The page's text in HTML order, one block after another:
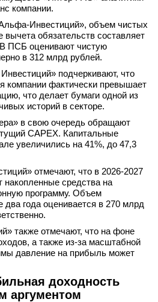
компании.
Инвестиций», объем чистых
обязательств составляет
ПСБ оценивают чистую
в 312 млрд рублей.
подчеркивают, что
компании фактически превышает
что делает бумаги одной из
историй в секторе.
в свою очередь обращают
CAPEX. Капитальные
увеличились на 41%, до 47,3
отмечают, что в 2026-2027
накопленные средства на
программу. Объем
года оценивается в 270 млрд
также отмечают, что на фоне
а также из-за масштабной
давление на прибыль может
доходность
аргументом